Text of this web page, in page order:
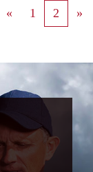
« 1 2 »